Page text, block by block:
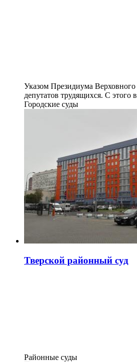
Указом Президиума
депутатов трудящихся. С
Городские суды
Тверской районный суд
Районные суды